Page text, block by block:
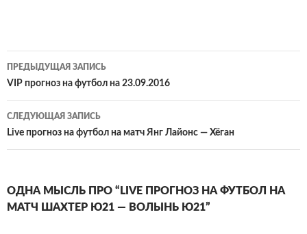
Навигация
по
записям
ПРЕДЫДУЩАЯ ЗАПИСЬ
VIP прогноз на футбол на 23.09.2016
СЛЕДУЮЩАЯ ЗАПИСЬ
Live прогноз на футбол на матч Янг Лайонс — Хёган
ОДНА МЫСЛЬ ПРО “LIVE ПРОГНОЗ НА ФУТБОЛ НА
МАТЧ ШАХТЕР Ю21 — ВОЛЫНЬ Ю21”